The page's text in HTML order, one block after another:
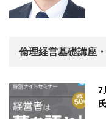
倫理経営基礎講座
7